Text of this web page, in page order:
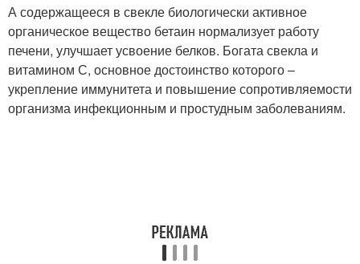
А содержащееся в свекле биологически активное
органическое вещество бетаин нормализует работу
печени, улучшает усвоение белков. Богата свекла и
витамином С, основное достоинство которого –
укрепление иммунитета и повышение сопротивляемости
организма инфекционным и простудным заболеваниям.